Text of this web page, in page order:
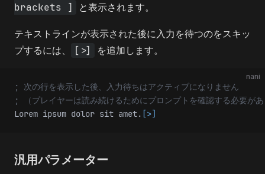
brackets ]
と表示されます。
テキストラインが表示された後に入力を待つのをスキッ
プするには、
[>] を追加します。
nani
; 次の行を表示した後、入力待ちはアクティブになりません
; （プレイヤーは読み続けるためにプロンプトを確認する必要が
Lorem ipsum dolor sit amet. [>]
汎用パラメーター